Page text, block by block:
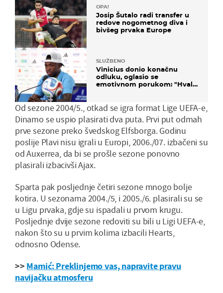
OPA!
Josip Šutalo radi transfer u
redove nogometnog diva i
bivšeg prvaka Europe
SLUŽBENO
Vinicius donio konačnu
odluku, oglasio se
emotivnom porukom: "Hvala
Od sezone 2004/5., otkad se igra format Lige UEFA-e,
Dinamo se uspio plasirati dva puta. Prvi put odmah
prve sezone preko švedskog Elfsborga. Godinu
poslije Plavi nisu igrali u Europi, 2006./07. izbačeni su
od Auxerrea, da bi se prošle sezone ponovno
plasirali izbacivši Ajax.
Sparta pak posljednje četiri sezone mnogo bolje
kotira. U sezonama 2004./5, i 2005./6. plasirali su se
u Ligu prvaka, gdje su ispadali u prvom krugu.
Posljednje dvije sezone redoviti su bili u Ligi UEFA-e,
nakon što su u prvim kolima izbacili Hearts,
odnosno Odense.
>> Mamić: Preklinjemo vas, napravite pravu
navijačku atmosferu